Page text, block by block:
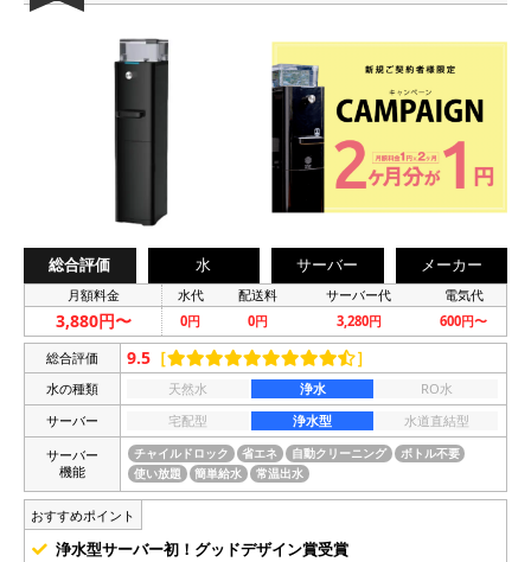
総合評価 水 サーバー メーカー
月額料金 水代 配送料 サーバー代 電気代
3,880円〜 0円 0円 3,280円 600円〜
総合評価 9.5 ［ ］
水の種類 天然水 浄水
RO水
サーバー
宅配型 浄水型
水道直結型
サーバー
機能
チャイルドロック 省エネ 自動クリーニング
ボトル不要
使い放題
簡単給水 常温出水
おすすめポイント
浄水型サーバー初！グッドデザイン賞受賞